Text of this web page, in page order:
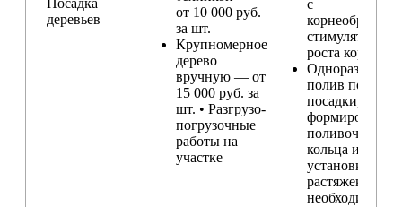
Посадка
деревьев
от 10 000 руб.
за шт.
Крупномерное
дерево
вручную — от
15 000 руб. за
шт. • Разгрузо-
погрузочные
работы на
участке
с
стимулятором
роста корней
Одноразовый
полив после
посадки,
формирование
поливочного
кольца и
установка
растяжек (при